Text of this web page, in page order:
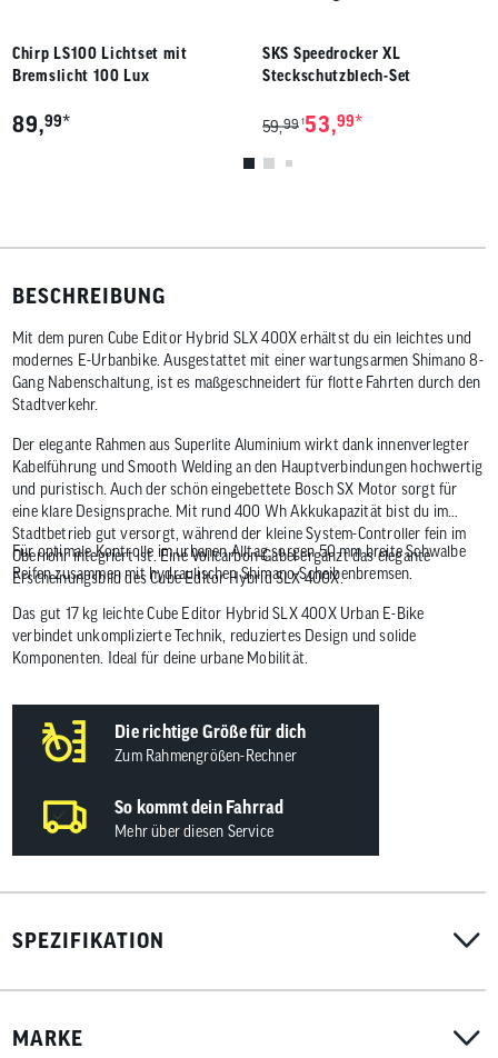
Chirp LS100 Lichtset mit
Bremslicht 100 Lux
89,99*
SKS Speedrocker XL
Steckschutzblech-Set
59,99 153,99*
BESCHREIBUNG
Mit dem puren Cube Editor Hybrid SLX 400X erhältst du ein leichtes und
modernes E-Urbanbike. Ausgestattet mit einer wartungsarmen Shimano 8-
Gang Nabenschaltung, ist es maßgeschneidert für flotte Fahrten durch den
Stadtverkehr.
Der elegante Rahmen aus Superlite Aluminium wirkt dank innenverlegter
Kabelführung und Smooth Welding an den Hauptverbindungen hochwertig
und puristisch. Auch der schön eingebettete Bosch SX Motor sorgt für
eine klare Designsprache. Mit rund 400 Wh Akkukapazität bist du im
Stadtbetrieb gut versorgt, während der kleine System-Controller fein im
Oberrohr integriert ist. Eine Vollcarbon-Gabel ergänzt das elegante
Erscheinungsbild des Cube Editor Hybrid SLX 400X.
Für optimale Kontrolle im urbanen Alltag sorgen 50 mm breite Schwalbe
Reifen zusammen mit hydraulischen Shimano-Scheibenbremsen.
Das gut 17 kg leichte Cube Editor Hybrid SLX 400X Urban E-Bike
verbindet unkomplizierte Technik, reduziertes Design und solide
Komponenten. Ideal für deine urbane Mobilität.
Die richtige Größe für dich
Zum Rahmengrößen-Rechner
So kommt dein Fahrrad
Mehr über diesen Service
SPEZIFIKATION
MARKE